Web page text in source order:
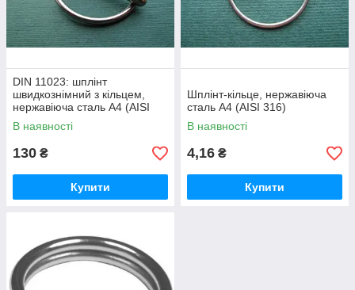
DIN 11023: шплінт
швидкознімний з кільцем,
нержавіюча сталь А4 (AISI
316)
В наявності
130 ₴
Купити
Шплінт-кільце, нержавіюча
сталь А4 (AISI 316)
В наявності
4,16 ₴
Купити